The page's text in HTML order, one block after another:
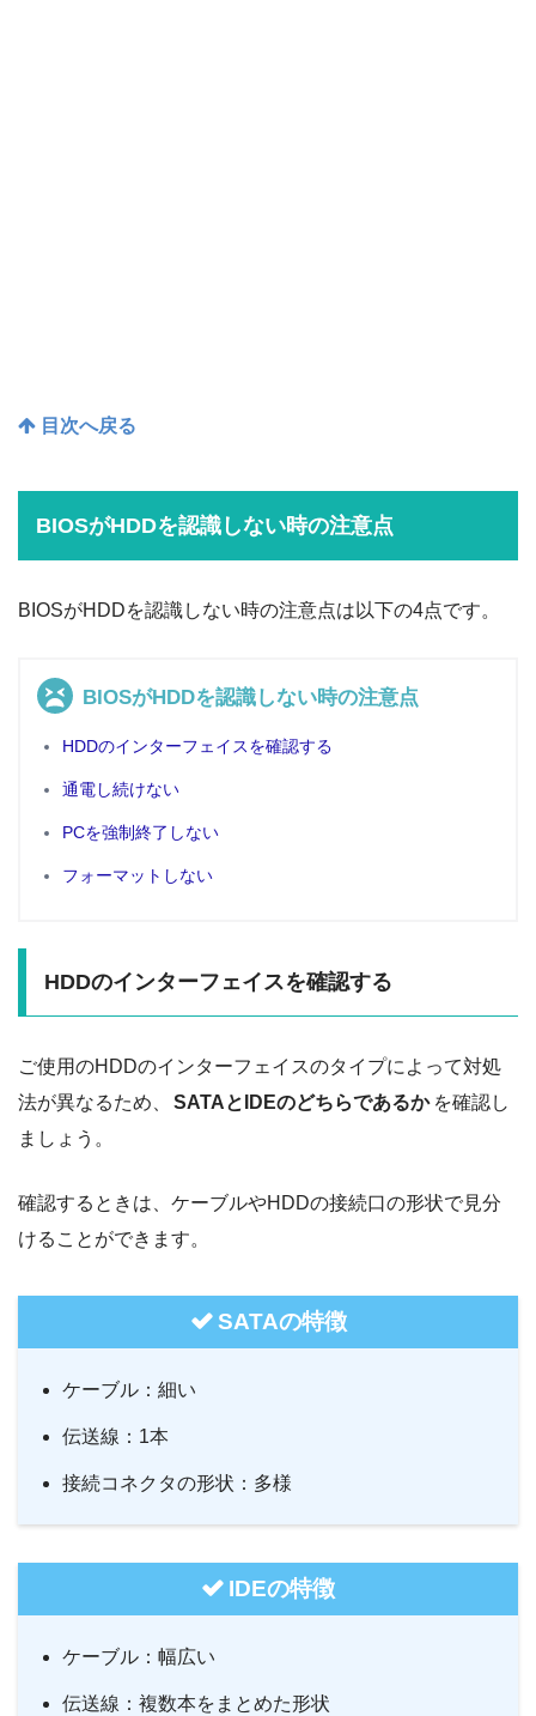
目次へ戻る
BIOSがHDDを認識しない時の注意点
BIOSがHDDを認識しない時の注意点は以下の4点です。
BIOSがHDDを認識しない時の注意点
HDDのインターフェイスを確認する
通電し続けない
PCを強制終了しない
フォーマットしない
HDDのインターフェイスを確認する
ご使用のHDDのインターフェイスのタイプによって対処
法が異なるため、
SATAとIDEのどちらであるか を確認し
ましょう。
確認するときは、ケーブルやHDDの接続口の形状で見分
けることができます。
SATAの特徴
ケーブル：細い
伝送線：1本
接続コネクタの形状：多様
IDEの特徴
ケーブル：幅広い
伝送線：複数本をまとめた形状